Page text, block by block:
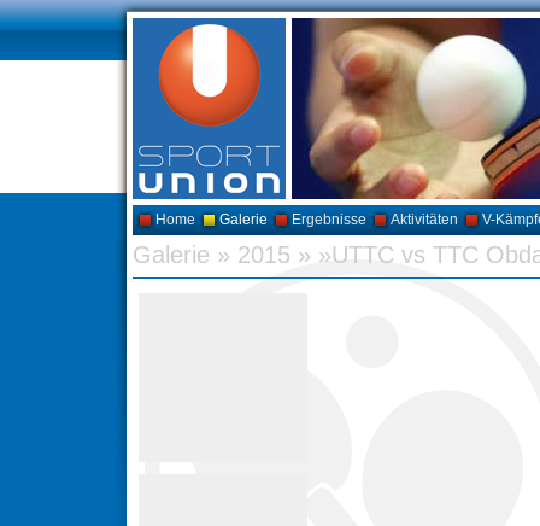
Home Galerie Ergebnisse Aktivitäten V-
Galerie » 2015 » »UTTC vs TTC